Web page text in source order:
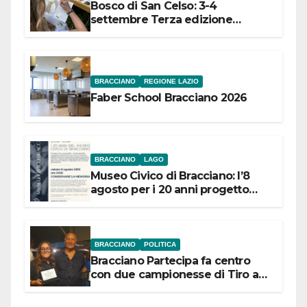
Bosco di San Celso: 3-4
settembre Terza edizione
BRACCIANO REGIONE LAZIO
Faber School Bracciano 2026
BRACCIANO LAGO
Museo Civico di Bracciano: l’8
agosto per i 20 anni progetto
BRACCIANO POLITICA
Bracciano Partecipa fa centro
con due campionesse di Tiro a